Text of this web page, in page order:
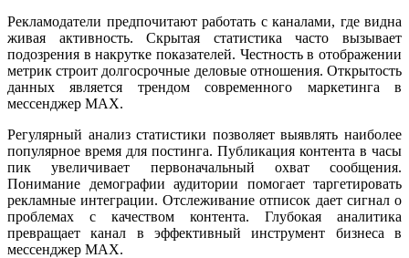
Рекламодатели предпочитают работать с каналами, где видна
живая активность. Скрытая статистика часто вызывает
подозрения в накрутке показателей. Честность в отображении
метрик строит долгосрочные деловые отношения. Открытость
данных является трендом современного маркетинга в
мессенджер MAX.
Регулярный анализ статистики позволяет выявлять наиболее
популярное время для постинга. Публикация контента в часы
пик увеличивает первоначальный охват сообщения.
Понимание демографии аудитории помогает таргетировать
рекламные интеграции. Отслеживание отписок дает сигнал о
проблемах с качеством контента. Глубокая аналитика
превращает канал в эффективный инструмент бизнеса в
мессенджер MAX.